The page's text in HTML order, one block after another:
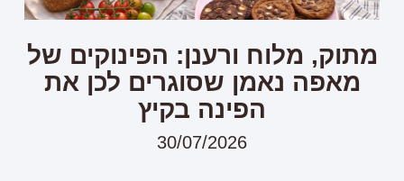
מתוק, מלוח ורענן: הפינוקים של
מאפה נאמן שסוגרים לכן את
הפינה בקיץ
30/07/2026